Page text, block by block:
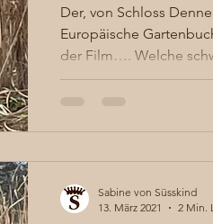
Der, von Schloss
Europäische
der Film…. Welche
Sabine von Süsskind
13. März 2021
2 Min.